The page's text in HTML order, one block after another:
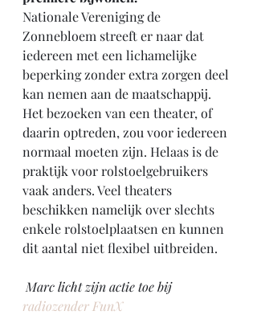
Nationale Vereniging de
Zonnebloem streeft er naar dat
iedereen met een lichamelijke
beperking zonder extra zorgen deel
kan nemen aan de maatschappij.
Het bezoeken van een theater, of
daarin optreden, zou voor iedereen
normaal moeten zijn. Helaas is de
praktijk voor rolstoelgebruikers
vaak anders. Veel theaters
beschikken namelijk over slechts
enkele rolstoelplaatsen en kunnen
dit aantal niet flexibel uitbreiden.
Marc licht zijn actie toe bij
radiozender FunX